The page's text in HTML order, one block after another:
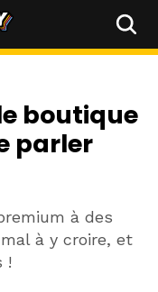
boutique
parler
à des
à y croire, et
!